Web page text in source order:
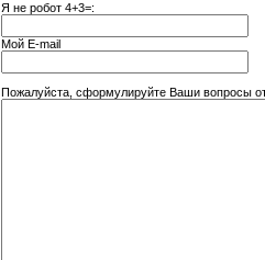
Я не робот 4+3=:
Мой E-mail
Пожалуйста, сформулируйте Ваши вопросы